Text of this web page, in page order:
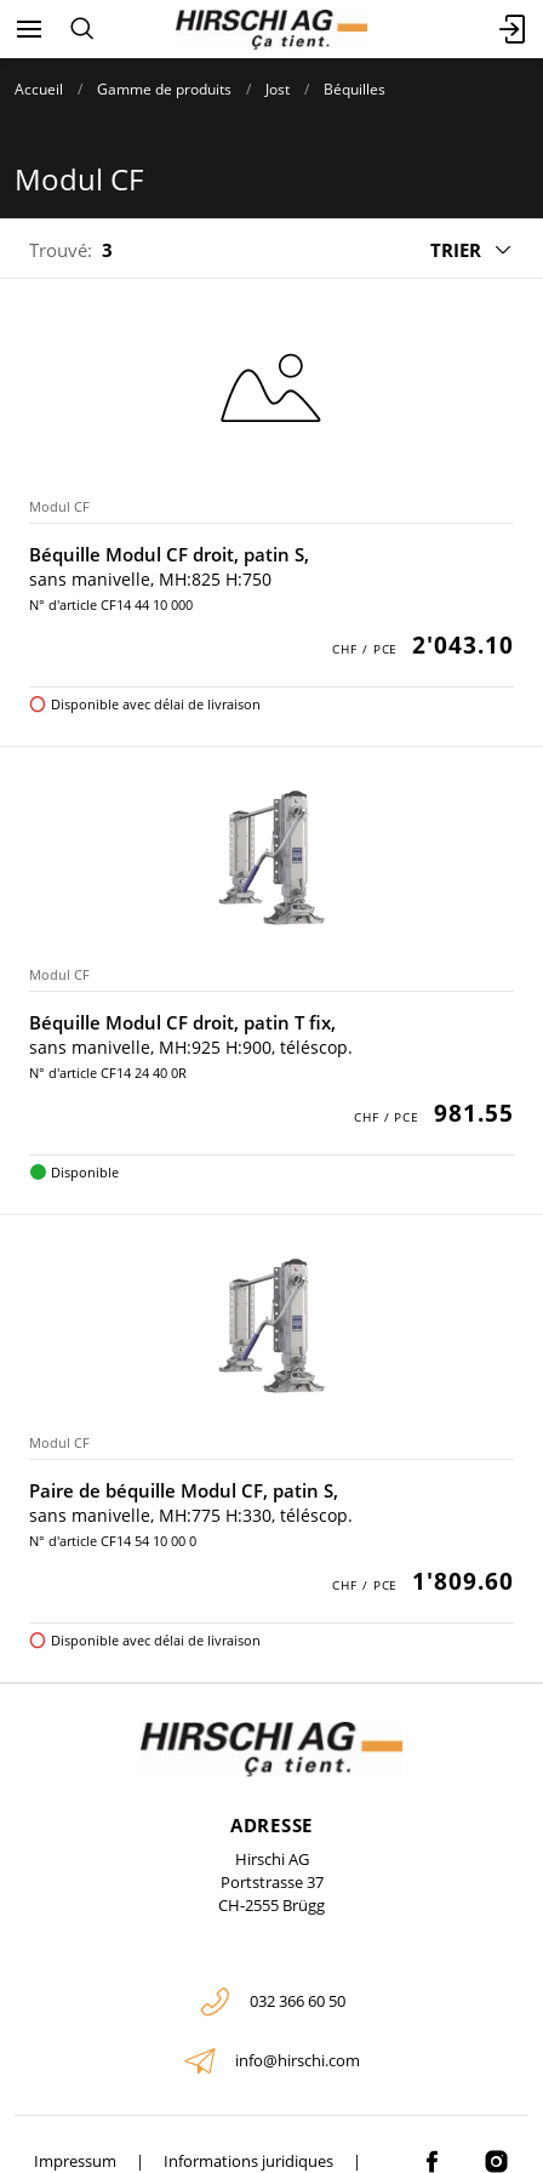
Accueil Gamme de produits Jost Béquilles
Modul CF
Trouvé: 3 TRIER
Modul CF
Béquille Modul CF droit, patin S,
sans manivelle, MH:825 H:750
N° d'article CF14 44 10 000
2'043.10
Disponible avec délai de livraison
Modul CF
Béquille Modul CF droit, patin T fix,
sans manivelle, MH:925 H:900, téléscop.
N° d'article CF14 24 40 0R
981.55
Disponible
Modul CF
Paire de béquille Modul CF, patin S,
sans manivelle, MH:775 H:330, téléscop.
N° d'article CF14 54 10 00 0
1'809.60
Disponible avec délai de livraison
ADRESSE
Hirschi AG
Portstrasse 37
CH-2555 Brügg
032 366 60 50
info@hirschi.com
Impressum Informations juridiques